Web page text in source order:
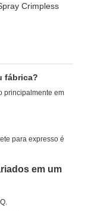
fábrica?
principalmente em
para expresso é
em um